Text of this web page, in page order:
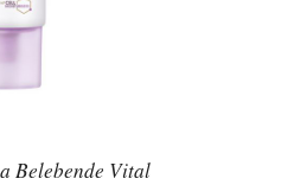
Belebende Vital